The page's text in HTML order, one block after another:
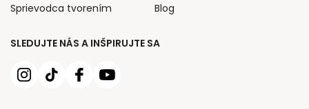
SLEDUJTE NÁS A INŠPIRUJTE SA
Sprievodca tvorením
Blog